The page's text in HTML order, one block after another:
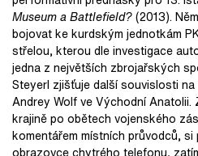
Museum a Battlefield?(2013).
bojovat ke kurdským jednotkám
střelou, kterou dle investigace
jedna z největších zbrojařských
Steyerl zjišťuje další souvislosti
Andrey Wolf ve Východní
krajině po obětech vojenského
komentářem místních průvodců,
obrazovce chytrého telefonu,